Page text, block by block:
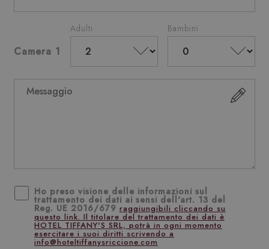
Camera 1
Adulti Bambini
Ho preso visione delle informazioni sul
trattamento dei dati ai sensi dell'art. 13 del
Reg. UE 2016/679 raggiungibili cliccando su
questo link. Il titolare del trattamento dei dati è
HOTEL TIFFANY'S SRL, potrà in ogni momento
esercitare i suoi diritti scrivendo a
info@hoteltiffanysriccione.com